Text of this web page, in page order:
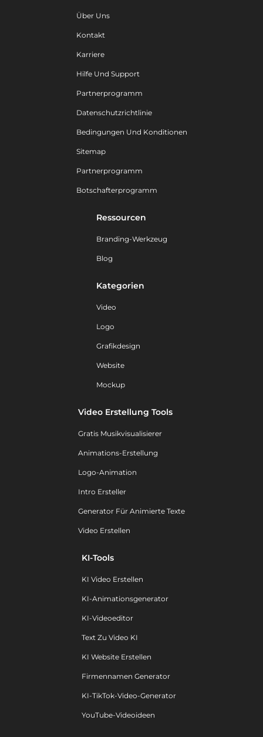
Über Uns
Kontakt
Karriere
Hilfe Und Support
Partnerprogramm
Datenschutzrichtlinie
Bedingungen Und Konditionen
Sitemap
Partnerprogramm
Botschafterprogramm
Ressourcen
Branding-Werkzeug
Blog
Kategorien
Video
Logo
Grafikdesign
Website
Mockup
Video Erstellung Tools
Gratis Musikvisualisierer
Animations-Erstellung
Logo-Animation
Intro Ersteller
Generator Für Animierte Texte
Video Erstellen
KI-Tools
KI Video Erstellen
KI-Animationsgenerator
KI-Videoeditor
Text Zu Video KI
KI Website Erstellen
Firmennamen Generator
KI-TikTok-Video-Generator
YouTube-Videoideen